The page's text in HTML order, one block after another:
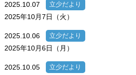
2025.10.07 立少だより
2025年10月7日（火）
2025.10.06 立少だより
2025年10月6日（月）
2025.10.05 立少だより